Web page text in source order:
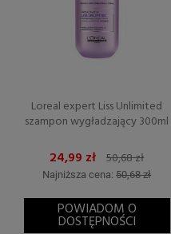
Loreal expert Liss Unlimited
szampon wygładzający 300ml
24,99 zł 50,68 zł
Najniższa cena:50,68 zł
POWIADOM O
DOSTĘPNOŚCI